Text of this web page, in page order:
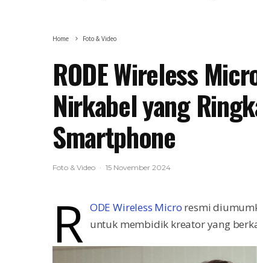
Home Foto & Video
RODE Wireless
Nirkabel yang
Smartphone
Foto & Video · 15 November 2024
R ODE Wireless Micro resmi
untuk membidik kreator yang